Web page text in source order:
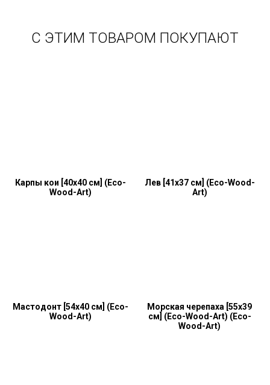
С ЭТИМ ТОВАРОМ ПОКУПАЮТ
Карпы кои [40x40 см] (Eco-
Wood-Art)
Лев [41x37 см] (Eco-Wood-
Art)
Мастодонт [54x40 см] (Eco-
Wood-Art)
Морская черепаха [55x39
см] (Eco-Wood-Art) (Eco-
Wood-Art)